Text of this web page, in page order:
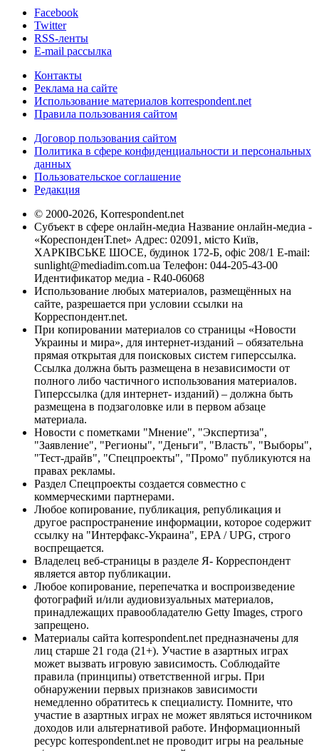
Facebook
Twitter
RSS-ленты
E-mail рассылка
Контакты
Реклама на сайте
Использование материалов korrespondent.net
Правила пользования сайтом
Договор пользования сайтом
Политика в сфере конфиденциальности и персональных
данных
Пользовательское соглашение
Редакция
© 2000-2026, Korrespondent.net
Субъект в сфере онлайн-медиа Название онлайн-медиа -
«КореспонденТ.net» Адрес: 02091, місто Київ,
ХАРКІВСЬКЕ ШОСЕ, будинок 172-Б, офіс 208/1 E-mail:
sunlight@mediadim.com.ua Телефон: 044-205-43-00
Идентификатор медиа - R40-06068
Использование любых материалов, размещённых на
сайте, разрешается при условии ссылки на
Корреспондент.net.
При копировании материалов со страницы «Новости
Украины и мира», для интернет-изданий – обязательна
прямая открытая для поисковых систем гиперссылка.
Ссылка должна быть размещена в независимости от
полного либо частичного использования материалов.
Гиперссылка (для интернет- изданий) – должна быть
размещена в подзаголовке или в первом абзаце
материала.
Новости с пометками "Мнение", "Экспертиза",
"Заявление", "Регионы", "Деньги", "Власть", "Выборы",
"Тест-драйв", "Спецпроекты", "Промо" публикуются на
правах рекламы.
Раздел Спецпроекты создается совместно с
коммерческими партнерами.
Любое копирование, публикация, републикация и
другое распространение информации, которое содержит
ссылку на "Интерфакс-Украина", EPA / UPG, строго
воспрещается.
Владелец веб-страницы в разделе Я- Корреспондент
является автор публикации.
Любое копирование, перепечатка и воспроизведение
фотографий и/или аудиовизуальных материалов,
принадлежащих правообладателю Getty Images, строго
запрещено.
Материалы сайта korrespondent.net предназначены для
лиц старше 21 года (21+). Участие в азартных играх
может вызвать игровую зависимость. Соблюдайте
правила (принципы) ответственной игры. При
обнаружении первых признаков зависимости
немедленно обратитесь к специалисту. Помните, что
участие в азартных играх не может являться источником
доходов или альтернативой работе. Информационный
ресурс korrespondent.net не проводит игры на реальные